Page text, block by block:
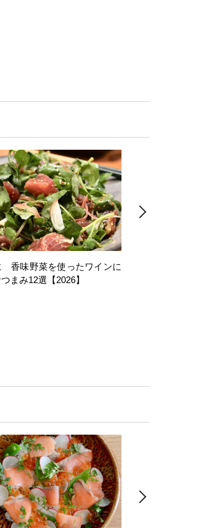
香味野菜を使ったワインに
まみ12選【2026】